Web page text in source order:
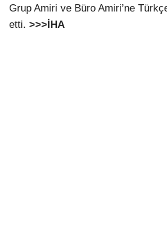
Grup Amiri ve Büro Amiri’ne
etti. >>>İHA